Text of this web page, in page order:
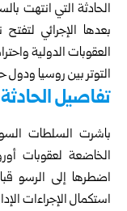
الحادثة التي انتهت
بعدها الإجرائي
العقوبات الدولية
التوتر بين روسيا
تفاصيل الحادثة
باشرت السلطات
الخاضعة لعقوبات
اضطرها إلى الرسو
استكمال الإجراءات